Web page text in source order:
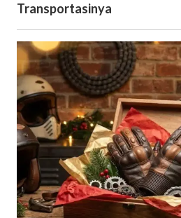
Transportasinya